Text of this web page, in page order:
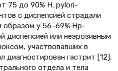
75 до 90% H. pylori-
с диспепсией страдали
образом у 56–69% Нр-
диспепсией или неэрозивным
участвовавших в
диагностирован гастрит [12].
отдела и тела